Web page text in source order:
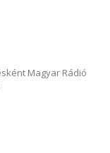
Magyar Rádió